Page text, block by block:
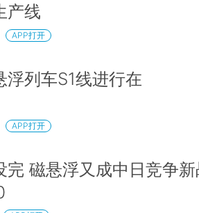
产线
APP打开
浮列车S1线进行在
APP打开
完 磁悬浮又成中日竞争